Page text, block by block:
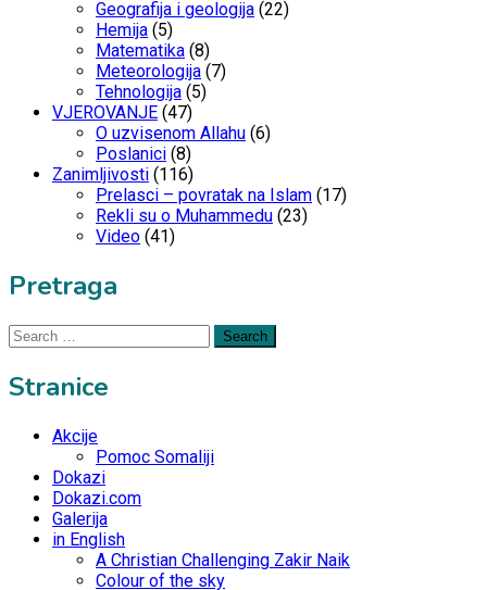
Geografija i geologija (22)
Hemija (5)
Matematika (8)
Meteorologija (7)
Tehnologija (5)
VJEROVANJE (47)
O uzvisenom Allahu (6)
Poslanici (8)
Zanimljivosti (116)
Prelasci – povratak na Islam (17)
Rekli su o Muhammedu (23)
Video (41)
Pretraga
Search
for:
Stranice
Akcije
Pomoc Somaliji
Dokazi
Dokazi.com
Galerija
in English
A Christian Challenging Zakir Naik
Colour of the sky